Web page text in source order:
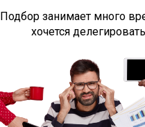
Подбор занимает много
хочется делегировать